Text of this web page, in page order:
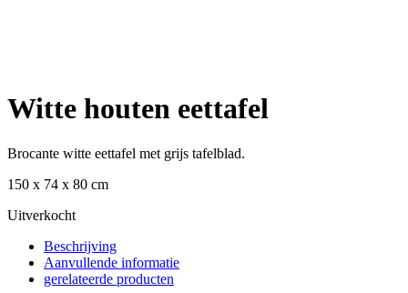
Witte houten eettafel
Brocante witte eettafel met grijs tafelblad.
150 x 74 x 80 cm
Uitverkocht
Beschrijving
Aanvullende informatie
gerelateerde producten